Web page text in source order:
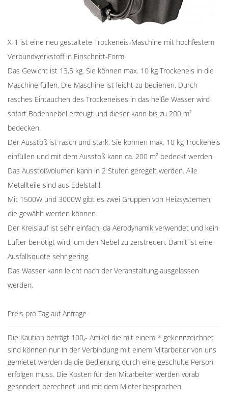
X-1 ist eine neu gestaltete Trockeneis-Maschine mit hochfestem
Verbundwerkstoff in Einschnitt-Form.
Das Gewicht ist 13,5 kg. Sie können max. 10 kg Trockeneis in die
Maschine füllen. Die Maschine ist leicht zu bedienen. Durch
rasches Eintauchen des Trockeneises in das heiße Wasser wird
sofort Bodennebel erzeugt und dieser kann bis zu 200 m²
bedecken.
Der Ausstoß ist rasch und stark, Sie können max. 10 kg Trockeneis
einfüllen und mit dem Ausstoß kann ca. 200 m² bedeckt werden.
Das Ausstoßvolumen kann in 2 Stufen geregelt werden. Alle
Metallteile sind aus Edelstahl.
Mit 1500W und 3000W gibt es zwei Gruppen von Heizsystemen,
die gewählt werden können.
Der Kreislauf ist sehr einfach, da Aerodynamik verwendet und kein
Lüfter benötigt wird, um den Nebel zu zerstreuen. Damit ist eine
Ausfallsquote sehr gering.
Das Wasser kann leicht nach der Veranstaltung ausgelassen
werden.
Preis pro Tag auf Anfrage
Die Kaution beträgt 100,- Artikel die mit einem * gekennzeichnet
sind können nur in der Verbindung mit einem Mitarbeiter von uns
gemietet werden da die Bedienung durch eine geschulte Person
erfolgen muss. Die Kosten für den Mitarbeiter werden vorab
gesondert berechnet und mit dem Mieter besprochen.